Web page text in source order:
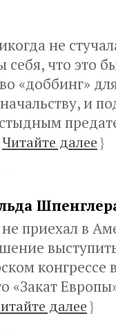
не
себя, что это
«доббинг»
и
Читайте далее}
приехал в
конгрессе
«Закат
далее}